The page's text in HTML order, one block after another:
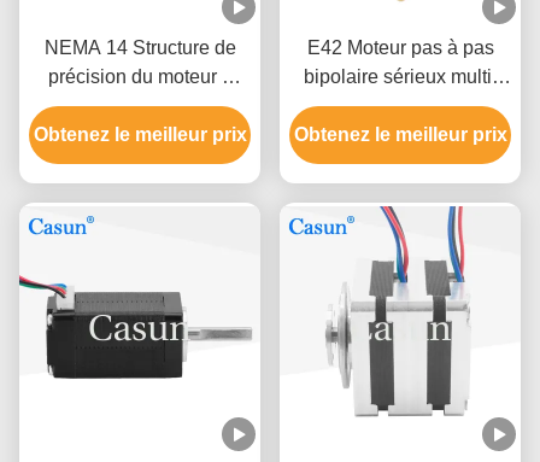
NEMA 14 Structure de
précision du moteur à
étape bipolaire 120mN.M
Obtenez le meilleur prix
E42 Moteur pas à pas
bipolaire sérieux multi-
sport NEMA 17 200mN.M
Pour les équipements
d'automatisation
Obtenez le meilleur prix